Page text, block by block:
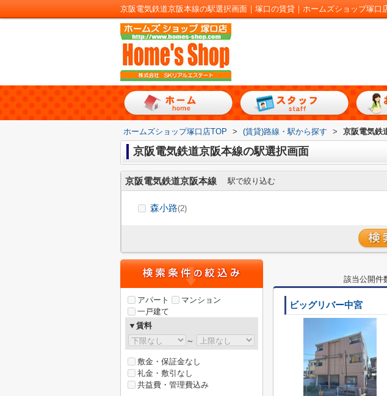
京阪電気鉄道京阪本線の駅選択画面｜塚口の賃貸｜ホームズショップ塚口
ホームズショップ塚口店TOP > (賃貸)路線・駅から探す > 京阪電気鉄
京阪電気鉄道京阪本線の駅選択画面
京阪電気鉄道京阪本線 駅で絞り込む
森小路(2)
該当公開件
ビッグリバー中宮
アパート
マンション
一戸建て
▼賃料
～
敷金・保証金なし
礼金・敷引なし
共益費・管理費込み